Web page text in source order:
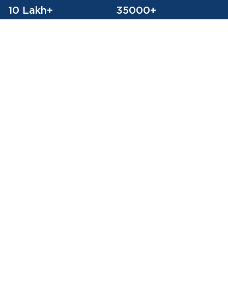
Alternative for BROMVUE EYE DROPS 5ML
Alternative for NEOBROM EYE DROPS 5ML
10 Lakh+
Happy customers
35000+
Pin-codes Covered